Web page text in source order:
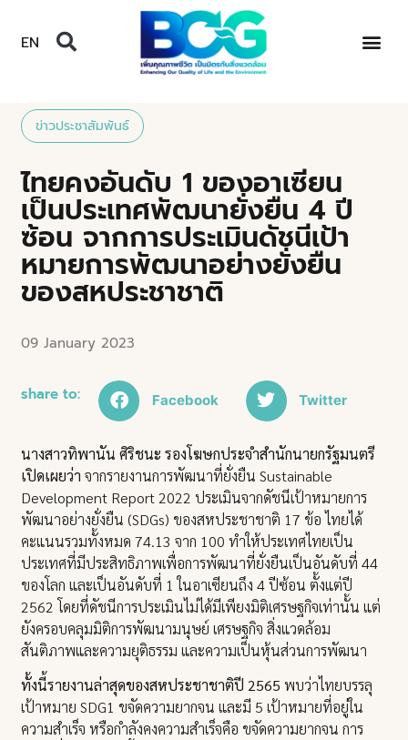
EN
ข่าวประชาสัมพันธ์
ไทยคงอันดับ 1 ของอาเซียน
เป็นประเทศพัฒนายั่งยืน 4 ปี
ซ้อน จากการประเมินดัชนีเป้า
หมายการพัฒนาอย่างยั่งยืน
ของสหประชาชาติ
09 January 2023
share to: Facebook Twitter
นางสาวทิพานัน ศิริชนะ รองโฆษกประจำสำนักนายกรัฐมนตรี
เปิดเผยว่า จากรายงานการพัฒนาที่ยั่งยืน Sustainable
Development Report 2022 ประเมินจากดัชนีเป้าหมายการ
พัฒนาอย่างยั่งยืน (SDGs) ของสหประชาชาติ 17 ข้อ ไทยได้
คะแนนรวมทั้งหมด 74.13 จาก 100 ทำให้ประเทศไทยเป็น
ประเทศที่มีประสิทธิภาพเพื่อการพัฒนาที่ยั่งยืนเป็นอันดับที่ 44
ของโลก และเป็นอันดับที่ 1 ในอาเซียนถึง 4 ปีซ้อน ตั้งแต่ปี
2562 โดยที่ดัชนีการประเมินไม่ได้มีเพียงมิติเศรษฐกิจเท่านั้น แต่
ยังครอบคลุมมิติการพัฒนามนุษย์ เศรษฐกิจ สิ่งแวดล้อม
สันติภาพและความยุติธรรม และความเป็นหุ้นส่วนการพัฒนา
ทั้งนี้รายงานล่าสุดของสหประชาชาติปี 2565 พบว่าไทยบรรลุ
เป้าหมาย SDG1 ขจัดความยากจน และมี 5 เป้าหมายที่อยู่ใน
ความสำเร็จ หรือกำลังคงความสำเร็จคือ ขจัดความยากจน การ